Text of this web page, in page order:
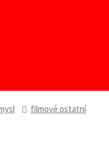
filmové ostatní